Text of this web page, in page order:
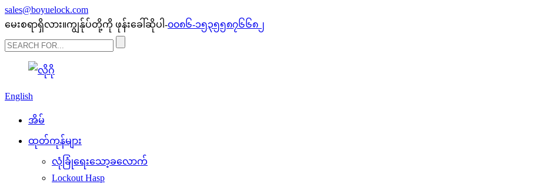
sales@boyuelock.com
မေးစရာရှိလား။ကျွန်ုပ်တို့ကို ဖုန်းခေါ်ဆိုပါ-၀၀၈၆-၁၅၃၅၅၈၇၆၆၈၂
English
အိမ်
ထုတ်ကုန်များ
လုံခြုံရေးသော့ခလောက်
Lockout Hasp